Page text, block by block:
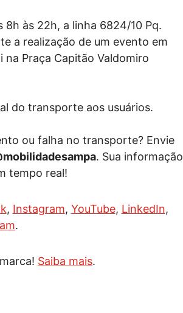
às 22h, a linha 6824/10 Pq.
a realização de um evento em
Praça Capitão Valdomiro
do transporte aos usuários.
ou falha no transporte? Envie
. Sua informação
tempo real!
, Instagram, YouTube, LinkedIn,
.
Saiba mais.